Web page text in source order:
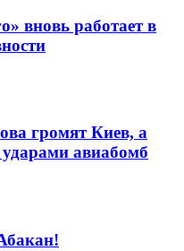
вновь работает в
громят Киев, а
авиабомб